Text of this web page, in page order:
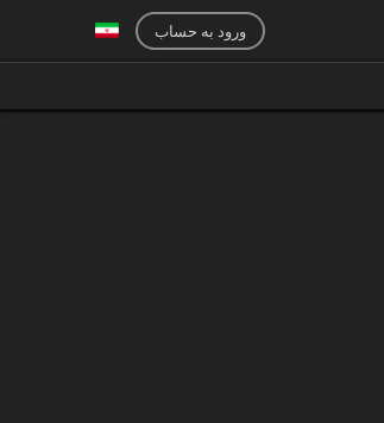
ورود به حساب